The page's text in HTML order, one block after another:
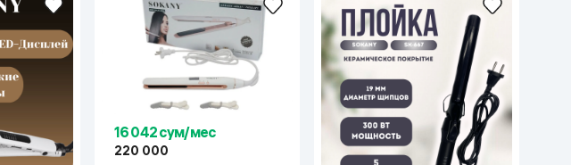
16 042 сум/мес
220 000